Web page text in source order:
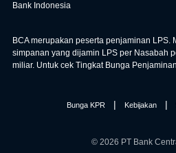
Bank Indonesia
BCA merupakan peserta penjaminan LPS.
simpanan yang dijamin LPS per Nasabah
miliar. Untuk cek Tingkat Bunga
Bunga KPR | Kebijakan |
© 2026 PT Bank